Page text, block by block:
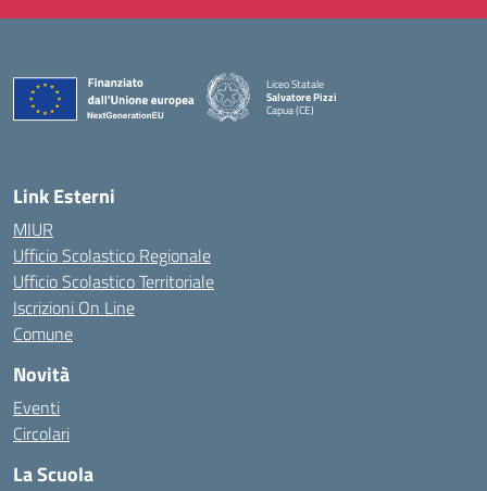
Liceo Statale
Salvatore Pizzi
Capua (CE)
— Visita la pagina iniziale della scuola
Link Esterni
MIUR
Ufficio Scolastico Regionale
Ufficio Scolastico Territoriale
Iscrizioni On Line
Comune
Novità
Eventi
Circolari
La Scuola